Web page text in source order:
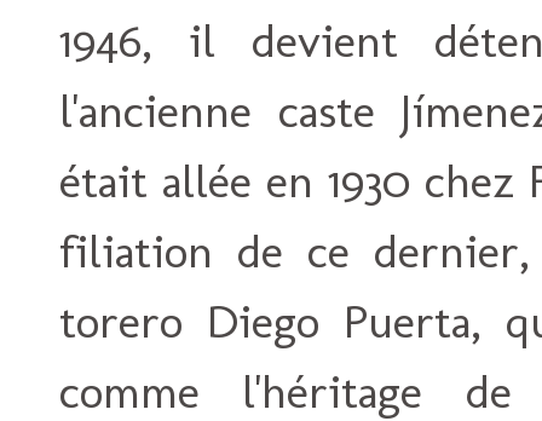
1946, il devient
l'ancienne caste
était allée en 1930 chez
filiation de ce
torero Diego Puerta,
comme l'héritage